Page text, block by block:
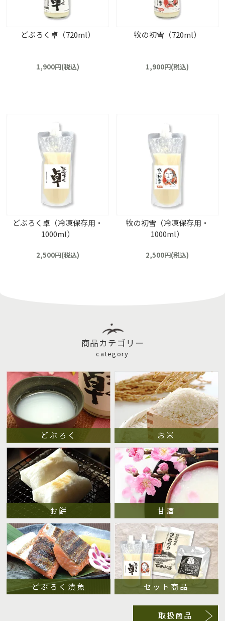
どぶろく卓（720ml）
1,900円(税込)
牧の初雪（720ml）
1,900円(税込)
どぶろく卓（冷凍保存用・
1000ml）
2,500円(税込)
牧の初雪（冷凍保存用・
1000ml）
2,500円(税込)
商品カテゴリー
category
どぶろく お米
お餅 甘酒
どぶろく漬魚 セット商品
取扱商品